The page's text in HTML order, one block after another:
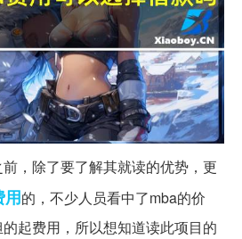
，除了要了解其就读的优势，更
用的，不少人员看中了mba的价
起费用，所以想知道读此项目的